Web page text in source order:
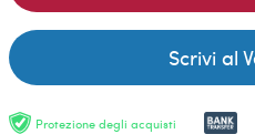
Scrivi al
Protezione degli acquisti